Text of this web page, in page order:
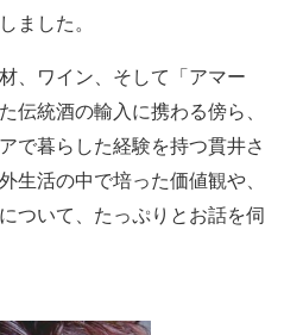
ました。
、ワイン、そして「アマー
伝統酒の輸入に携わる傍ら、
で暮らした経験を持つ貫井さ
生活の中で培った価値観や、
ついて、たっぷりとお話を伺